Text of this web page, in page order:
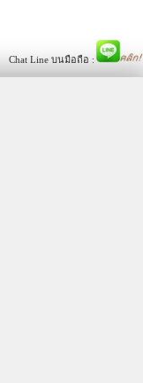
Chat Line บนมือถือ :